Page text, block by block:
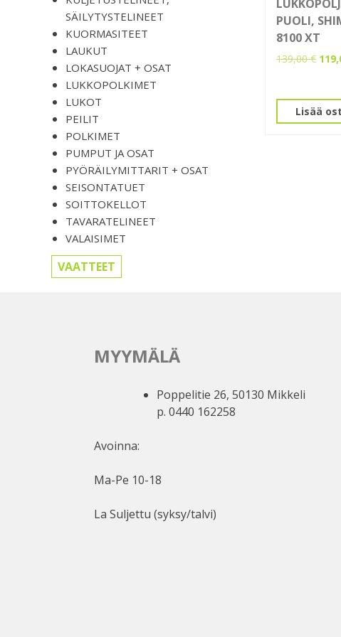
SÄILYTYSTELINEET
KUORMASITEET
LAUKUT
LOKASUOJAT + OSAT
LUKKOPOLKIMET
LUKOT
PEILIT
POLKIMET
PUMPUT JA OSAT
PYÖRÄILYMITTARIT + OSAT
SEISONTATUET
SOITTOKELLOT
TAVARATELINEET
VALAISIMET
VAATTEET
PUOLI,
8100 XT
139,00€
Lisää
MYYMÄLÄ
Poppelitie 26, 50130 Mikkeli
p. 0440 162258
Avoinna:
Ma-Pe 10-18
La Suljettu (syksy/talvi)